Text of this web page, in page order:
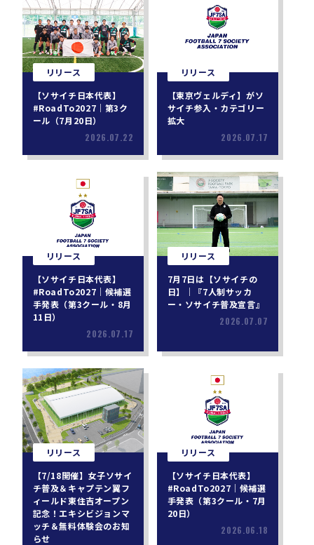
リリース
【ソサイチ日本代表】
#RoadTo2027｜第3ク
ール（7月20日）
2026.07.22
リリース
【東京ヴェルディ】がソ
サイチ参入・カテゴリー
拡大
2026.07.17
リリース
【ソサイチ日本代表】
#RoadTo2027｜候補選
手発表（第3クール・8月
11日）
2026.07.17
リリース
7月7日は【ソサイチの
日】｜『7人制サッカ
ー・ソサイチ普及宣言』
2026.07.07
リリース
【7/18開催】女子ソサイ
チ普及＆キャプテン翼フ
ィールド東住吉オープン
記念！エキシビジョンマ
ッチ＆無料体験会のお知
らせ
リリース
【ソサイチ日本代表】
#RoadTo2027｜候補選
手発表（第3クール・7月
20日）
2026.06.18